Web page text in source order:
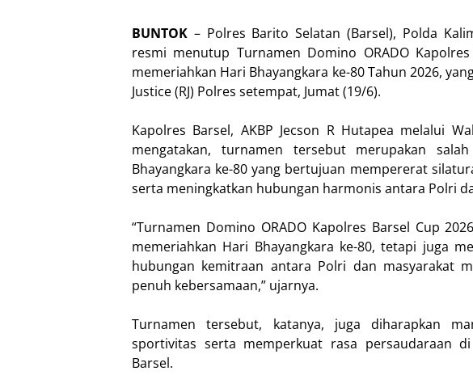
BUNTOK – Polres Barito Selatan (Barsel), Polda
resmi menutup Turnamen Domino ORADO
memeriahkan Hari Bhayangkara ke-80 Tahun 2026,
Justice (RJ) Polres setempat, Jumat (19/6).
Kapolres Barsel, AKBP Jecson R Hutapea melalui
mengatakan, turnamen tersebut merupakan
Bhayangkara ke-80 yang bertujuan mempererat
serta meningkatkan hubungan harmonis antara Polri
“Turnamen Domino ORADO Kapolres Barsel Cup
memeriahkan Hari Bhayangkara ke-80, tetapi juga
hubungan kemitraan antara Polri dan masyarakat
penuh kebersamaan,” ujarnya.
Turnamen tersebut, katanya, juga diharapkan
sportivitas serta memperkuat rasa persaudaraan
Barsel.